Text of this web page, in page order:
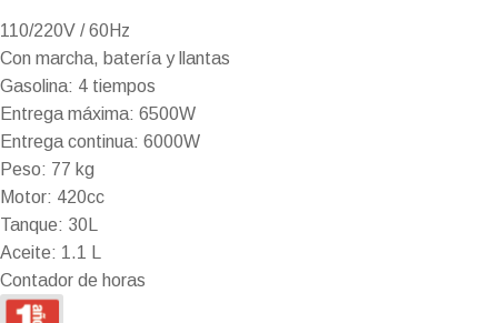
110/220V / 60Hz
Con marcha, batería y llantas
Gasolina: 4 tiempos
Entrega máxima: 6500W
Entrega continua: 6000W
Peso: 77 kg
Motor: 420cc
Tanque: 30L
Aceite: 1.1 L
Contador de horas